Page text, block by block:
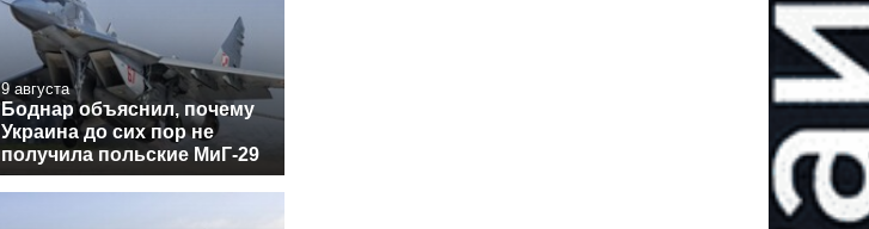
9 августа
Боднар объяснил, почему
Украина до сих пор не
получила польские МиГ-29